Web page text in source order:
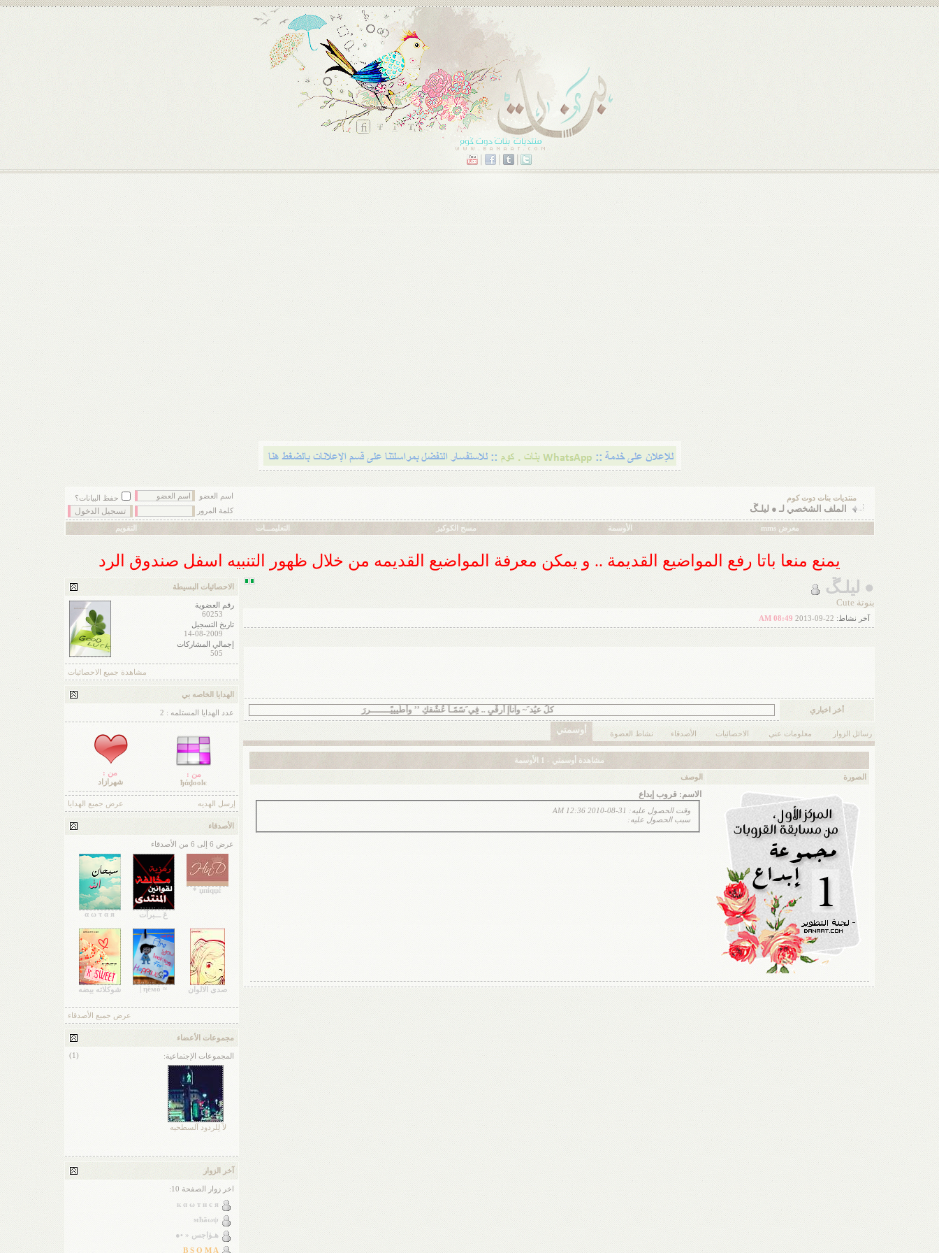
منتديات بنات دوت كوم
الملف الشخصي لـ ● ليلـﮛ
اسم العضو
حفظ البيانات؟
كلمة المرور
معرض mms الأوسمة مسح الكوكيز التعليمـــات التقويم
يمنع منعا باتا رفع المواضيع القديمة .. و يمكن معرفة المواضيع القديمه من خلال ظهور التنبيه اسفل صندوق الرد
● ليلـﮛ
بنوتة Cute
آخر نشاط: 08:49 AM
أخر اخباري كلُ عيُد َ~ وآنآإ أرقْىٍ .. فِي َسًمًـآ عُشٌقكِ ’’ وأطُيييًـــــــررَ
رسائل الزوار معلومات عني الاحصائيات الأصدقاء نشاط العضوة أوسمتي
مشاهدة أوسمتي - 1 الأوسمة
الصورة الوصف
الاسم:قروب إبداع
وقت الحصول عليه: 31-08-2010 12:36 AM
سبب الحصول عليه:
الاحصائيات البسيطة
رقم العضوية
60253
تاريخ التسجيل
14-08-2009
إجمالي المشاركات
505
مشاهدة جميع الاحصائيات
الهدايا الخاصه بي
عدد الهدايا المستلمه : 2
من :
ђάḓoolє
من :
شهرازاد
إرسل الهديه عرض جميع الهدايا
الأصدقاء
عرض 6 إلى 6 من الأصدقاء
џпiqџέ *
عَ ـــبرآت α ω τ α я
صدى الالوان ≈ ηёмό | شوكلاته بيضه
عرض جميع الأصدقاء
مجموعات الأعضاء
(1) المجموعات الإجتماعية:
لآ لِلردود آلسطحيه
آخر الزوار
اخر زوار الصفحة 10:
к α ω т н є я
мħāωψ
ﮬـۈاجس « •●
B S O M A